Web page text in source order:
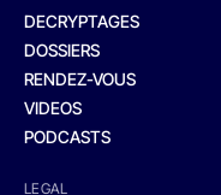
DECRYPTAGES
DOSSIERS
RENDEZ-VOUS
VIDEOS
PODCASTS
LEGAL